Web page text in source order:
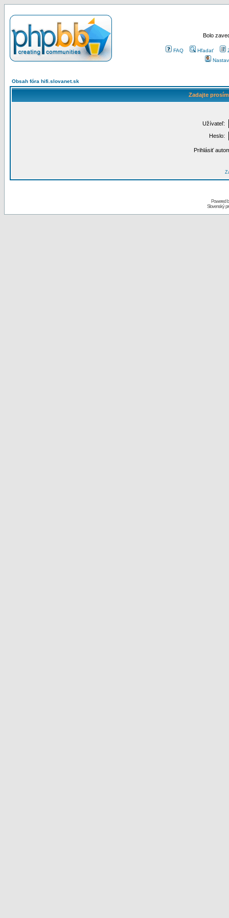
Bolo
FAQ Hľadať
Obsah fóra hifi.slovanet.sk
Zadajte
Užívateľ:
Heslo:
Prihlásiť
Powered
Slovenský